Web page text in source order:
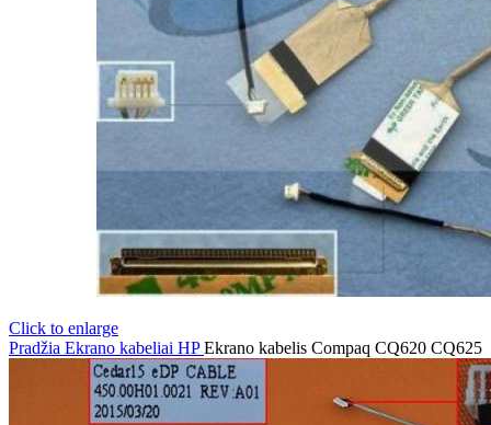
Click to enlarge
Pradžia Ekrano kabeliai HPEkrano kabelis Compaq CQ620 CQ625